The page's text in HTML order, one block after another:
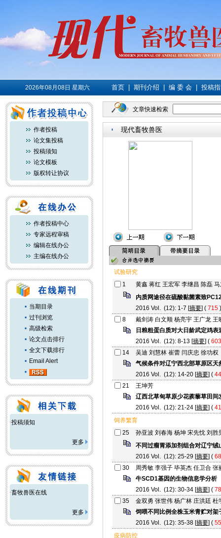
2026年08月08日 星期六 首页 期刊介绍 编 委 会 投稿
作者投稿
论文集投稿
投稿须知
论文模板
版权转让协议
作者投稿中心
专家远程审稿
编辑在线办公
主编在线办公
当期目录
过刊浏览
高级检索
论文点击排行
全文下载排行
Email Alert
·投稿须知
更多
·畜牧兽医在线
更多
文章快速检索
现代畜牧兽医
试验研究
1
黄鑫 蒋红 王宏军 李继昌 陈磊
内质网途径在硫酸黏菌素致
2016 Vol. (12): 1-7 [摘要] ( 715
8
戴剑涛 白文顺 杨亮宇 王广龙
日粮粗蛋白质对大日龄武定鸡
2016 Vol. (12): 8-13 [摘要] (
14
吴迪 刘慧林 崔蕾 闫庆忠 徐功权
气候条件对辽宁西北部草原区
2016 Vol. (12): 14-20 [摘要] (
21
王坤芳
辽西北草甸草原少花蒺藜草田间
2016 Vol. (12): 21-24 [摘要] (
饲养繁育
25
孙亚波 刘春海 杨坤 宋先忱 刘胜
不同过瘤胃添加剂组合对辽宁
2016 Vol. (12): 25-29 [摘要] (
30
周秀敏 李强子 毕英杰 任卫合 张
牛SCD1基因的生物信息学分析
2016 Vol. (12): 30-34 [摘要] (
35
金双勇 张世伟 杨广林 庄洪廷
饲喂不同比例全株玉米青贮对架
2016 Vol. (12): 35-38 [摘要] (
疫病防控